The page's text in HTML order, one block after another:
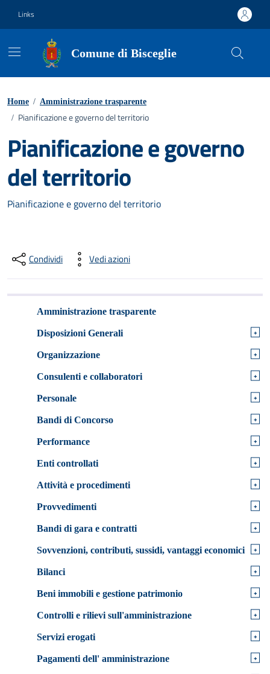
Links
Comune di Bisceglie
Home / Amministrazione trasparente
/ Pianificazione e governo del territorio
Pianificazione e governo
del territorio
Pianificazione e governo del territorio
Condividi Vedi azioni
Amministrazione trasparente
Disposizioni Generali +
Organizzazione +
Consulenti e collaboratori +
Personale +
Bandi di Concorso +
Performance +
Enti controllati +
Attività e procedimenti +
Provvedimenti +
Bandi di gara e contratti +
Sovvenzioni, contributi, sussidi, vantaggi economici +
Bilanci +
Beni immobili e gestione patrimonio +
Controlli e rilievi sull'amministrazione +
Servizi erogati +
Pagamenti dell' amministrazione +